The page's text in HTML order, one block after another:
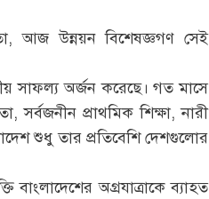
আজ উন্নয়ন বিশেষজ্ঞগণ সেই
সাফল্য অর্জন করেছে। গত মাসে
সর্বজনীন প্রাথমিক শিক্ষা, নারী
শুধু তার প্রতিবেশি দেশগুলোর
অগ্রযাত্রাকে ব্যাহত